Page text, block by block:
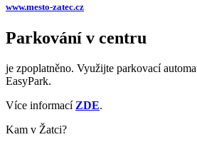
www.mesto-zatec.cz
Parkování v centru
je zpoplatněno. Využijte parkovací
EasyPark.
Více informací ZDE.
Kam v Žatci?